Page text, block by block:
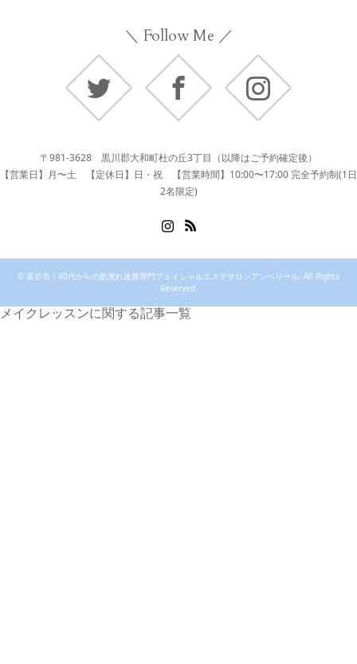
＼ Follow Me ／
Facebook Instagram
〒981-3628 黒川郡大和町杜の丘3丁目（以降はご予約確定後）
【営業日】月〜土 【定休日】日・祝 【営業時間】10:00〜17:00 完全予約制(1日
2名限定)
© 富谷市｜40代からの肌荒れ改善専門フェイシャルエステサロンアンベリール. All Rights
Reserved.
メイクレッスンに関する記事一覧